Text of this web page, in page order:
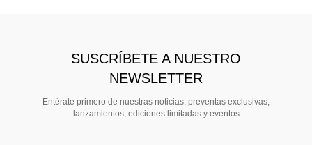
SUSCRÍBETE A NUESTRO
NEWSLETTER
Entérate primero de nuestras noticias, preventas exclusivas,
lanzamientos, ediciones limitadas y eventos